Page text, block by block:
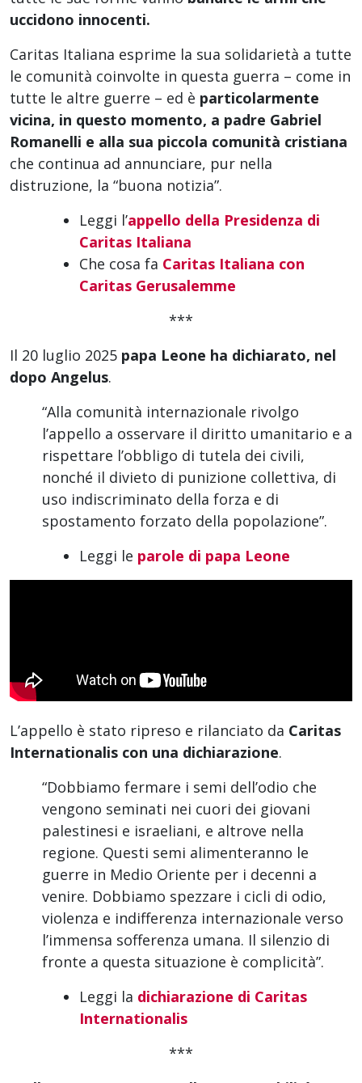
uccidono innocenti.
Caritas Italiana esprime la sua solidarietà a tutte
le comunità coinvolte in questa guerra – come in
tutte le altre guerre – ed è particolarmente
vicina, in questo momento, a padre Gabriel
Romanelli e alla sua piccola comunità cristiana
che continua ad annunciare, pur nella
distruzione, la “buona notizia”.
Leggi l’appello della Presidenza di
Caritas Italiana
Che cosa fa Caritas Italiana con
Caritas Gerusalemme
***
Il 20 luglio 2025 papa Leone ha dichiarato, nel
dopo Angelus.
“Alla comunità internazionale rivolgo
l’appello a osservare il diritto umanitario e a
rispettare l’obbligo di tutela dei civili,
nonché il divieto di punizione collettiva, di
uso indiscriminato della forza e di
spostamento forzato della popolazione”.
Leggi le parole di papa Leone
L’appello è stato ripreso e rilanciato da Caritas
Internationalis con una dichiarazione.
“Dobbiamo fermare i semi dell’odio che
vengono seminati nei cuori dei giovani
palestinesi e israeliani, e altrove nella
regione. Questi semi alimenteranno le
guerre in Medio Oriente per i decenni a
venire. Dobbiamo spezzare i cicli di odio,
violenza e indifferenza internazionale verso
l’immensa sofferenza umana. Il silenzio di
fronte a questa situazione è complicità”.
Leggi la dichiarazione di Caritas
Internationalis
***